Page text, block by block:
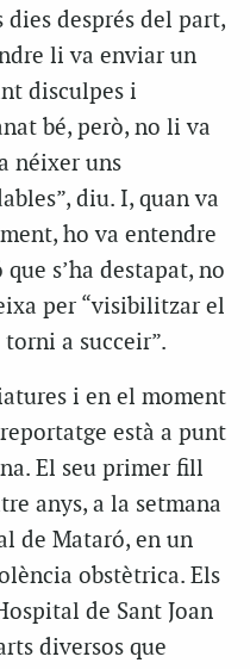
dies després del part,
li va enviar un
disculpes i
bé, però, no li va
néixer uns
diu. I, quan va
ho va entendre
s’ha destapat, no
per “visibilitzar el
a succeir”.
i en el moment
està a punt
El seu primer fill
anys, a la setmana
de Mataró, en un
obstètrica. Els
de Sant Joan
diversos que